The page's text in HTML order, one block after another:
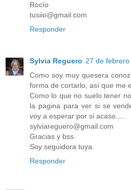
Rocío
tusiio@gmail.com
Responder
Sylvia Reguero 27 de
Como soy muy quesera
forma de cortarlo, así que me
Como lo que no suelo tener
la pagina para ver si se
voy a esperar por si acaso.....
sylviareguero@gmail.com
Gracias y bss.
Soy seguidora tuya.
Responder